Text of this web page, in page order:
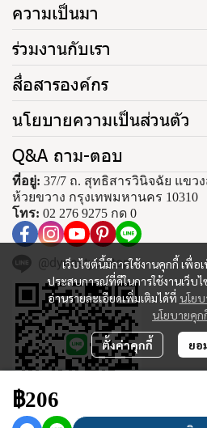
฿206
เว็บไซต์นี้มีการใช้งานคุกกี้ เพื่
ประสบการณ์ที่ดีในการใช้งานเว็บ
อ่านรายละเอียดเพิ่มเติมได้ที่ นโย
นโยบายคุก
ตั้งค่าคุกกี้ ยอ
ความเป็นมา
ร่วมงานกับเรา
สื่อสารองค์กร
นโยบายความเป็นส่วนตัว
Q&A ถาม-ตอบ
ที่อยู่: 37/7 ถ. สุทธิสารวินิจฉัย แขว
ห้วยขวาง กรุงเทพมหานคร 10310
โทร: 02 276 9275 กด 0
@dynastytiletop